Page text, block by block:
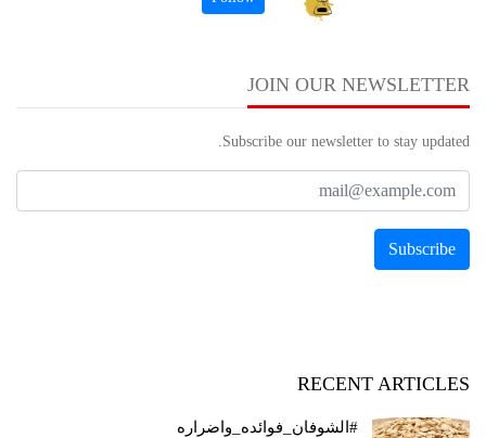
JOIN OUR NEWSLETTER
Subscribe our newsletter to stay updated.
RECENT ARTICLES
#الشوفان_فوائده_واضراره